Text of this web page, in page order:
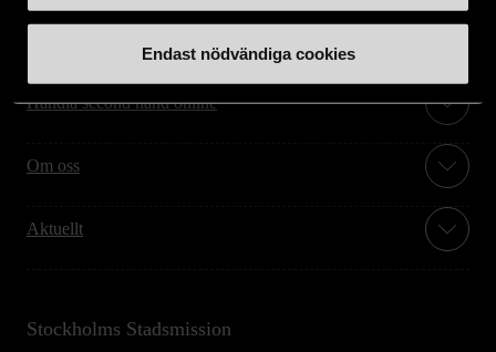
Endast nödvändiga cookies
Handla second hand online
Om oss
Aktuellt
Stockholms Stadsmission